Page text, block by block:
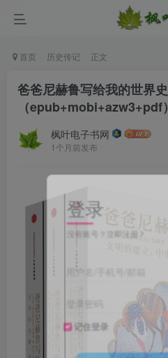
首页 历史传记 正文
爸爸尼赫鲁写给我的世界史
（epub+mobi+azw3+pdf）
枫叶电子书网
1个月前发布
登录
没有账号？立即注册
用户名/手机号/邮箱
登录密码
记住登录